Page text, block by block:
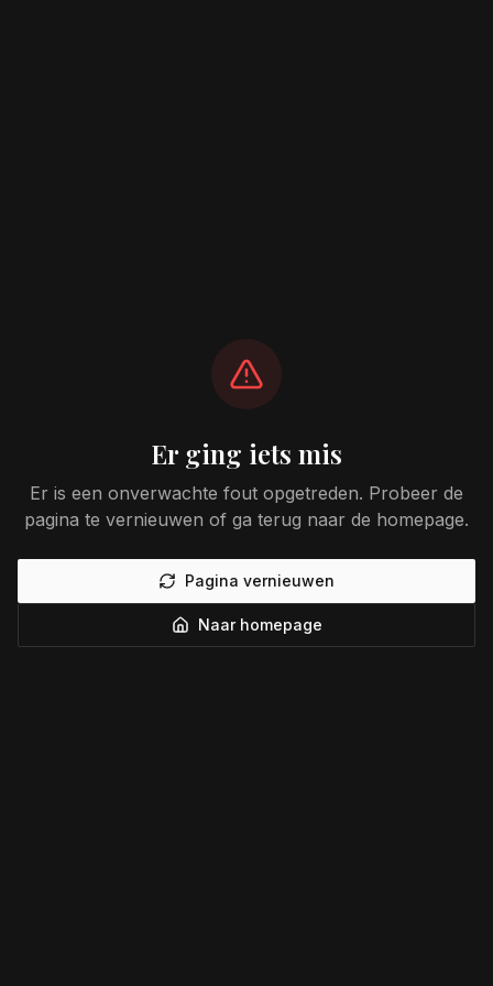
Er ging iets mis
Er is een onverwachte fout opgetreden. Probeer de
pagina te vernieuwen of ga terug naar de homepage.
Pagina vernieuwen
Naar homepage